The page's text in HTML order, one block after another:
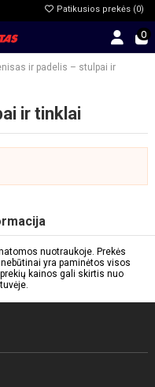
Patikusios prekės (0)
0
ir padelis – stulpai ir
ir tinklai
nuotraukoje. Prekės
yra paminėtos visos
kainos gali skirtis nuo